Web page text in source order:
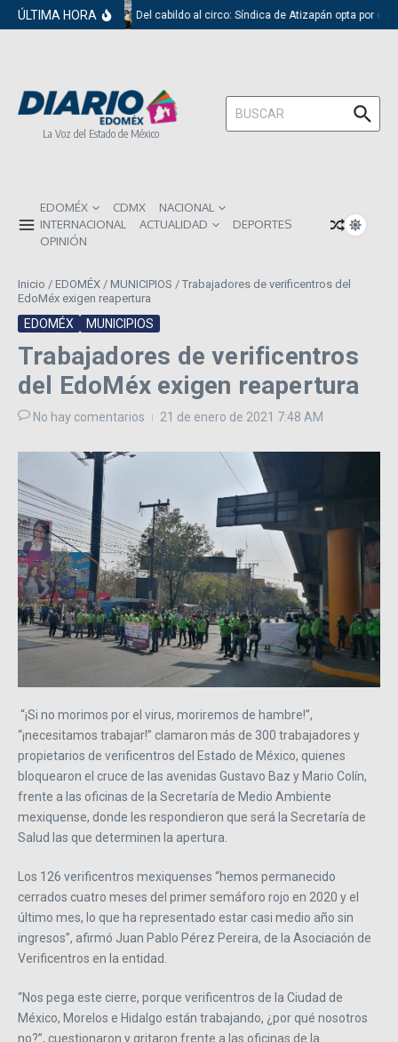
Saltar al contenido
ÚLTIMA HORA Del cabildo al circo: Síndica de Atizapán opta por el
La Voz del Estado de México
Buscar:
EDOMÉX CDMX
NACIONAL
INTERNACIONAL
ACTUALIDAD
DEPORTES
OPINIÓN
Inicio / EDOMÉX / MUNICIPIOS / Trabajadores de verificentros del
EdoMéx exigen reapertura
EDOMÉX MUNICIPIOS
Trabajadores de verificentros
del EdoMéx exigen reapertura
No hay comentarios 21 de enero de 2021 7:48 AM
“¡Si no morimos por el virus, moriremos de hambre!”,
“¡necesitamos trabajar!” clamaron más de 300 trabajadores y
propietarios de verificentros del Estado de México, quienes
bloquearon el cruce de las avenidas Gustavo Baz y Mario Colín,
frente a las oficinas de la Secretaría de Medio Ambiente
mexiquense, donde les respondieron que será la Secretaría de
Salud las que determinen la apertura.
Los 126 verificentros mexiquenses “hemos permanecido
cerrados cuatro meses del primer semáforo rojo en 2020 y el
último mes, lo que ha representado estar casi medio año sin
ingresos”, afirmó Juan Pablo Pérez Pereira, de la Asociación de
Verificentros en la entidad.
“Nos pega este cierre, porque verificentros de la Ciudad de
México, Morelos e Hidalgo están trabajando, ¿por qué nosotros
no?”, cuestionaron y gritaron frente a las oficinas de la